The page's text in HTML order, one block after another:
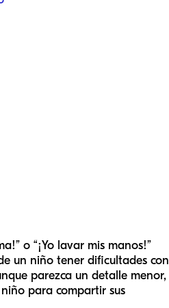
o “¡Yo lavar mis manos!”
un niño tener dificultades con
parezca un detalle menor,
para compartir sus